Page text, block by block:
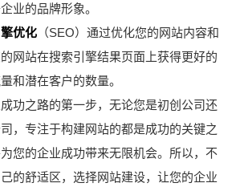
业的品牌形象。
优化 （SEO）通过优化您的网站内容和
网站在搜索引擎结果页面上获得更好的
和潜在客户的数量。
功之路的第一步，无论您是初创公司还
，专注于构建网站的都是成功的关键之
您的企业成功带来无限机会。所以，不
的舒适区，选择网站建设，让您的企业